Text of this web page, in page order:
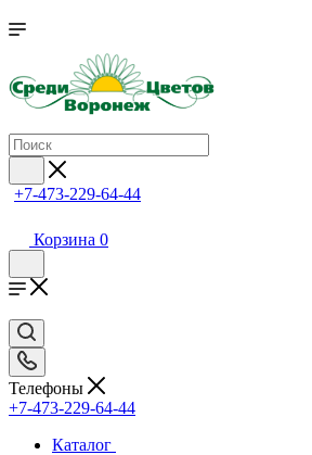
+7-473-229-64-44
Корзина 0
Телефоны
+7-473-229-64-44
Каталог